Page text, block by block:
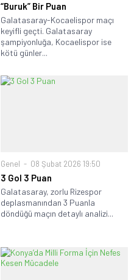
“Buruk” Bir Puan
Galatasaray-Kocaelispor maçı
keyifli geçti. Galatasaray
şampiyonluğa, Kocaelispor ise
kötü günler...
Genel 08 Şubat 2026 19:50
3 Gol 3 Puan
Galatasaray, zorlu Rizespor
deplasmanından 3 Puanla
döndüğü maçın detaylı analizi...